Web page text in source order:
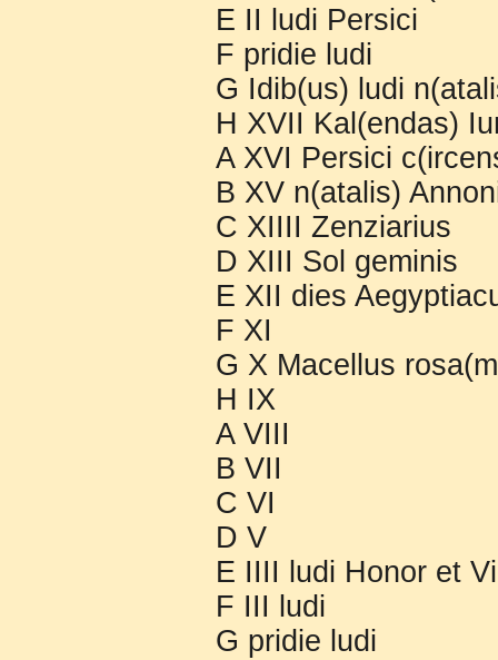
E II ludi Persici
F pridie ludi
G Idib(us) ludi
H XVII Kal(endas)
A XVI Persici
B XV n(atalis)
C XIIII Zenziarius
D XIII Sol geminis
E XII dies
F XI
G X Macellus
H IX
A VIII
B VII
C VI
D V
E IIII ludi Honor et
F III ludi
G pridie ludi